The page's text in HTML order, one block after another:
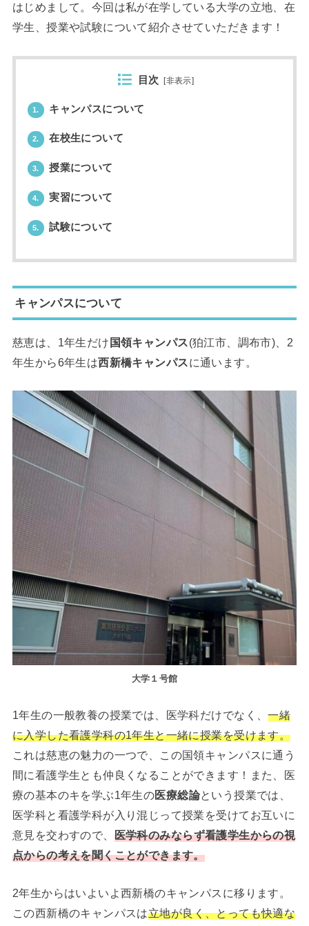
はじめまして。今回は私が在学している大学の立地、在
学生、授業や試験について紹介させていただきます！
目次 [非表示]
1. キャンパスについて
2. 在校生について
3. 授業について
4. 実習について
5. 試験について
キャンパスについて
慈恵は、1年生だけ 国領キャンパス(狛江市、調布市)、2
年生から6年生は西新橋キャンパスに通います。
大学１号館
1年生の一般教養の授業では、医学科だけでなく、一緒
に入学した看護学科の1年生と一緒に授業を受けます。
これは慈恵の魅力の一つで、この国領キャンパスに通う
間に看護学生とも仲良くなることができます！また、医
療の基本のキを学ぶ1年生の医療総論という授業では、
医学科と看護学科が入り混じって授業を受けてお互いに
意見を交わすので、 医学科のみならず看護学生からの視
点からの考えを聞くことができます。
2年生からはいよいよ西新橋のキャンパスに移ります。
この西新橋のキャンパスは立地が良く、とっても快適な